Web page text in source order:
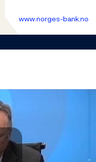
www.norges-bank.no